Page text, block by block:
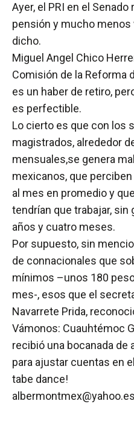
Ayer, el PRI en el
pensión y mucho menos
dicho.
Miguel Angel Chico
Comisión de la Reforma
es un haber de retiro,
es perfectible.
Lo cierto es que con los
magistrados, alrededor
mensuales,se genera
mexicanos, que
al mes en promedio y
tendrían que trabajar, sin
años y cuatro meses.
Por supuesto, sin
de connacionales que
mínimos –unos 180
mes-, esos que el
Navarrete Prida,
Vámonos: Cuauhtémoc
recibió una bocanada de
para ajustar cuentas en
tabe dance!